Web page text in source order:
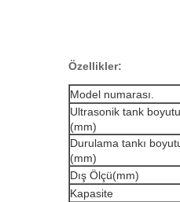
Özellikler:
Model numarası.
Ultrasonik tank boyutu
(mm)
Durulama tankı
(mm)
Dış Ölçü(mm)
Kapasite